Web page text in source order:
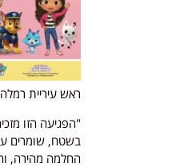
ראש עיריית
"הפגיעה הזו
בשטח, שומרים על
החלמה מהירה,